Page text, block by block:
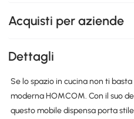
Acquisti per aziende
Dettagli
Se lo spazio in cucina non ti
moderna HOMCOM. Con il suo
questo mobile dispensa porta